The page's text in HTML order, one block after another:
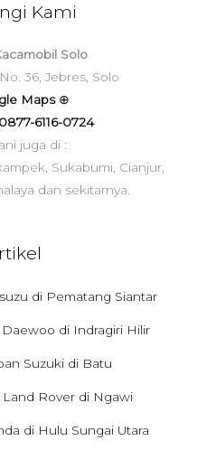
Kami
Solo
36, Jebres, Solo
Maps ⊕
0877-6116-0724
juga di :
Sukabumi, Cianjur,
dan sekitarnya.
di Pematang Siantar
di Indragiri Hilir
Suzuki di Batu
Rover di Ngawi
di Hulu Sungai Utara